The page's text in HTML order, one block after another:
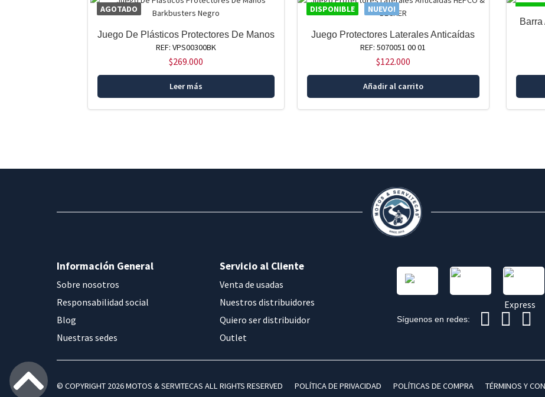
AGOTADO
Juego De Plásticos Protectores De Manos
REF: VPS00300BK
$269.000
Leer más
DISPONIBLE NUEVO!
Juego Protectores Laterales Anticaídas
REF: 5070051 00 01
$122.000
Añadir al carrito
Información General
Sobre nosotros
Responsabilidad social
Blog
Nuestras sedes
Servicio al Cliente
Venta de usadas
Nuestros distribuidores
Quiero ser distribuidor
Outlet
Síguenos en redes:
© COPYRIGHT 2026 MOTOS & SERVITECAS ALL RIGHTS RESERVED POLÍTICA DE PRIVACIDAD POLÍTICAS DE COMPRA TÉRMINOS Y